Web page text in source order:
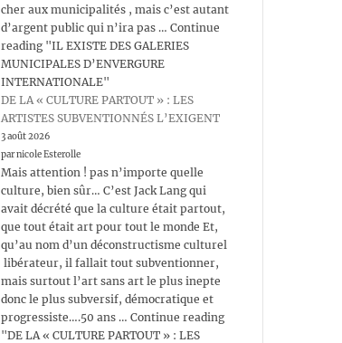
cher aux municipalités , mais c’est autant
d’argent public qui n’ira pas … Continue
reading "IL EXISTE DES GALERIES
MUNICIPALES D’ENVERGURE
INTERNATIONALE"
DE LA « CULTURE PARTOUT » : LES
ARTISTES SUBVENTIONNÉS L’EXIGENT
3 août 2026
par nicole Esterolle
Mais attention ! pas n’importe quelle
culture, bien sûr… C’est Jack Lang qui
avait décrété que la culture était partout,
que tout était art pour tout le monde Et,
qu’au nom d’un déconstructisme culturel
libérateur, il fallait tout subventionner,
mais surtout l’art sans art le plus inepte
donc le plus subversif, démocratique et
progressiste….50 ans … Continue reading
"DE LA « CULTURE PARTOUT » : LES